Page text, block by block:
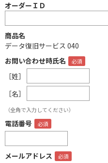
オーダーＩＤ
商品名
データ復旧サービス 040
お問い合わせ時氏名
［姓］
［名］
（全角で入力してください）
電話番号
メールアドレス